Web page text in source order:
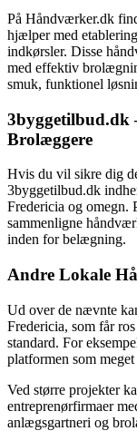
På Håndværker.dk
hjælper med
indkørsler. Disse
med effektiv
smuk, funktionel
3byggetilbud.dk
Brolæggere
Hvis du vil sikre dig
3byggetilbud.dk
Fredericia og omegn.
sammenligne
inden for belægning.
Andre Lokale
Ud over de nævnte
Fredericia, som får
standard. For
platformen som
Ved større projekter
entreprenørfirmaer
anlægsgartneri og